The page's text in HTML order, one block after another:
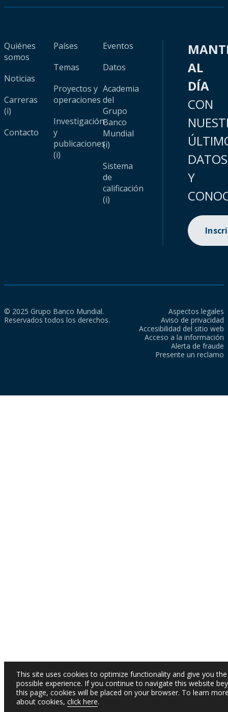
Quiénes
somos
Noticias
Carreras
(i)
Contacto
Países
Temas
Proyectos y
operaciones
Investigación
y
publicaciones
(i)
Eventos
Datos
Academia
del
Grupo
Banco
Mundial
(i)
Sistema
de
calificación
(i)
AL
DÍA
CON
DATOS
Y
© 2025 Grupo Banco Mundial.
Reservados todos los derechos.
Aspectos legales
Aviso de privacidad
Accesibilidad del sitio web
Acceso a la información
Alerta de fraude
Presente un reclamo
This site uses cookies to optimize functionality and give you
possible experience. If you continue to navigate this website
this page, cookies will be placed on your browser. To learn
about cookies, click here.